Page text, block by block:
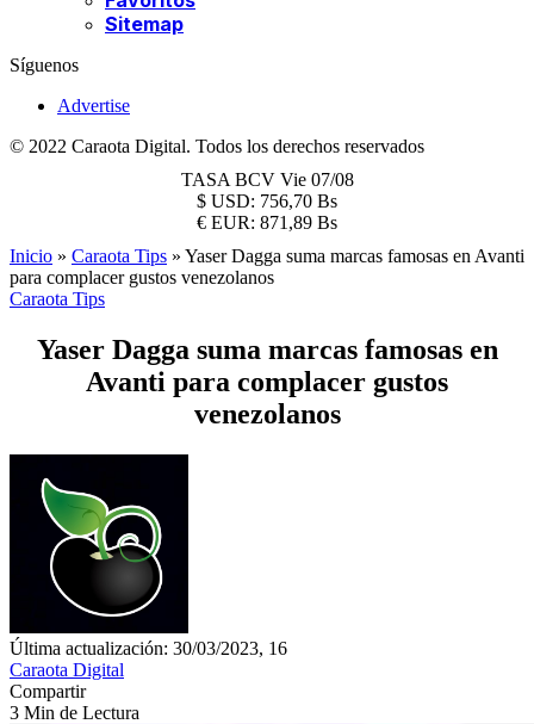
Sitemap
Síguenos
Advertise
© 2022 Caraota Digital. Todos los derechos reservados
TASA BCV Vie 07/08
$ USD: 756,70 Bs
€ EUR: 871,89 Bs
Inicio » Caraota Tips » Yaser Dagga suma marcas famosas en Avanti
para complacer gustos venezolanos
Caraota Tips
Yaser Dagga suma marcas famosas en
Avanti para complacer gustos
venezolanos
Última actualización: 30/03/2023, 16
Caraota Digital
Compartir
3 Min de Lectura